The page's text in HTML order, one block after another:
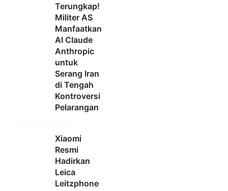
Terungkap!
Militer AS
Manfaatkan
AI Claude
Anthropic
untuk
Serang Iran
di Tengah
Kontroversi
Pelarangan
Xiaomi
Resmi
Hadirkan
Leica
Leitzphone